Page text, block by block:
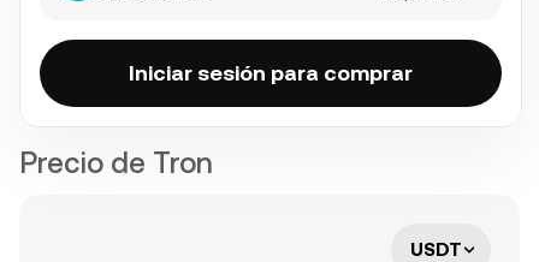
Iniciar sesión para comprar
Precio de Tron
USDT